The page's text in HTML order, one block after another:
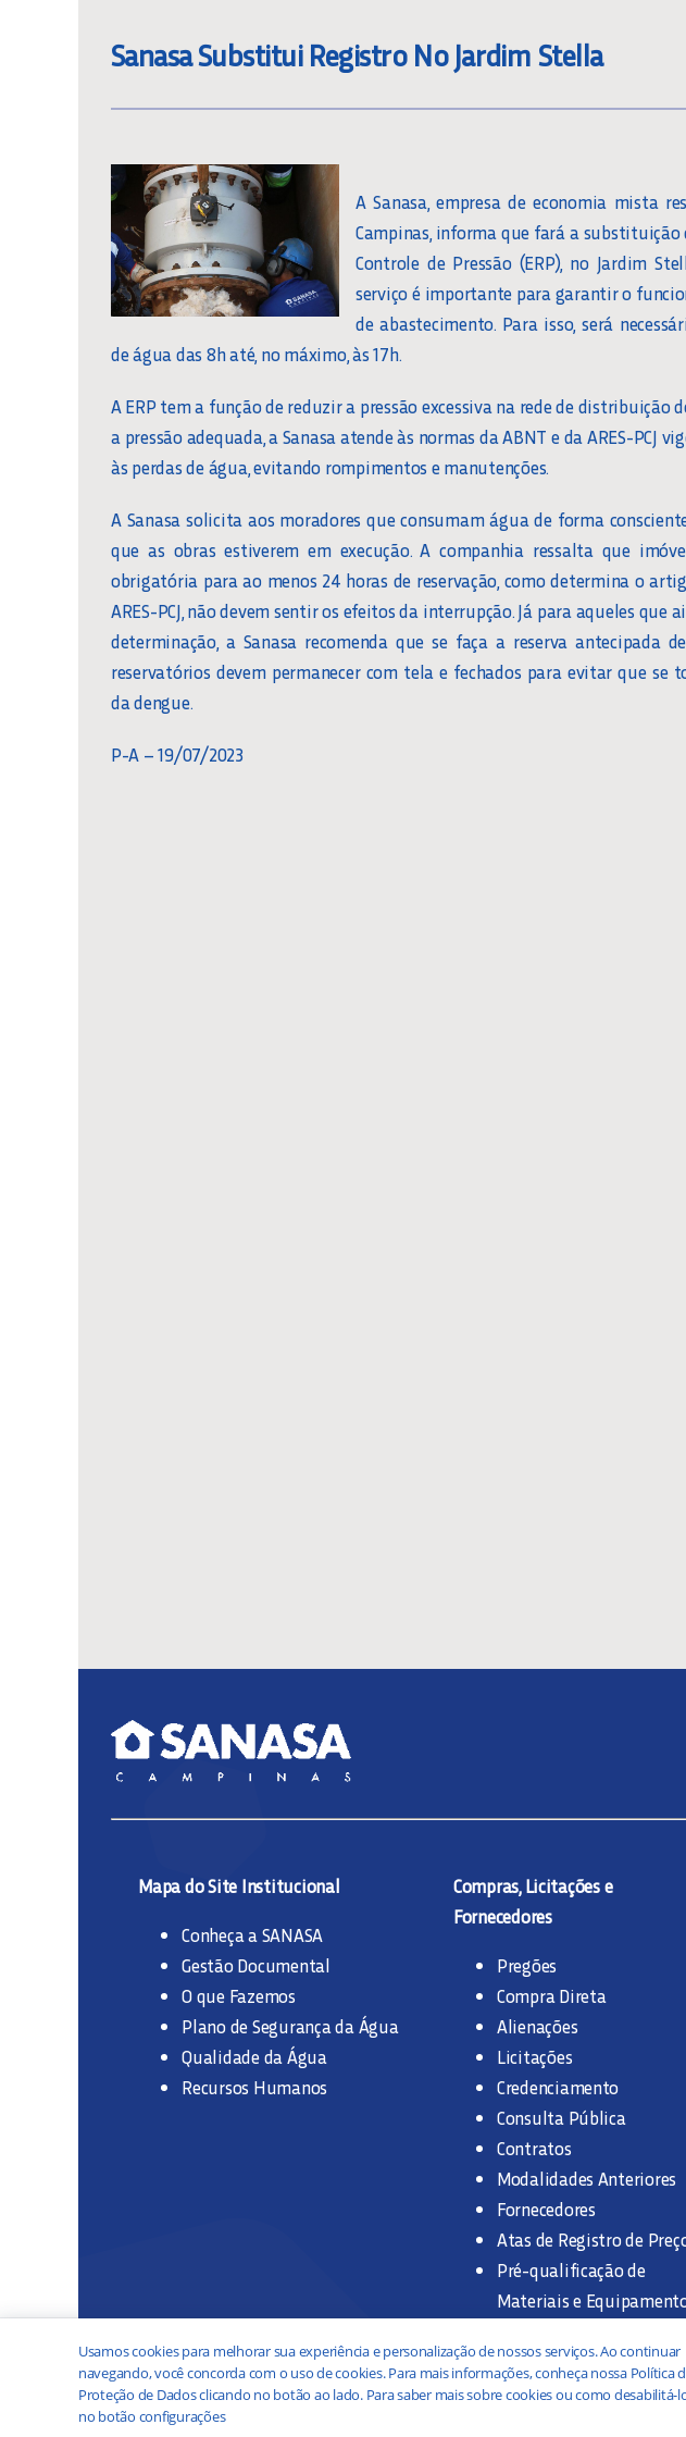
Sanasa Substitui Registro No Jardim Stella
A Sanasa, empresa de economia mista
Campinas, informa que fará a
Controle de Pressão (ERP), no Jardim
serviço é importante para garantir o
de abastecimento. Para isso, será
de água das 8h até, no máximo, às 17h.
A ERP tem a função de reduzir a pressão excessiva na rede de distribuição
a pressão adequada, a Sanasa atende às normas da ABNT e da ARES-PCJ
às perdas de água, evitando rompimentos e manutenções.
A Sanasa solicita aos moradores que consumam água de forma
que as obras estiverem em execução. A companhia ressalta que
obrigatória para ao menos 24 horas de reservação, como determina o
ARES-PCJ, não devem sentir os efeitos da interrupção. Já para aqueles que
determinação, a Sanasa recomenda que se faça a reserva antecipada
reservatórios devem permanecer com tela e fechados para evitar que se
da dengue.
P-A – 19/07/2023
Mapa do Site Institucional
Conheça a SANASA
Gestão Documental
O que Fazemos
Plano de Segurança da Água
Qualidade da Água
Recursos Humanos
Compras, Licitações e
Fornecedores
Pregões
Compra Direta
Alienações
Licitações
Credenciamento
Consulta Pública
Contratos
Modalidades Anteriores
Fornecedores
Atas de Registro de
Pré-qualificação de
Materiais e
Documentação Interna
Usamos cookies para melhorar sua experiência e personalização de nossos serviços. Ao continuar
navegando, você concorda com o uso de cookies. Para mais informações, conheça nossa Política
Proteção de Dados clicando no botão ao lado. Para saber mais sobre cookies ou como desabilitá-
no botão configurações